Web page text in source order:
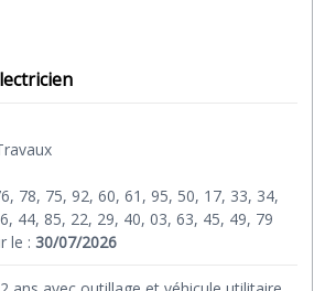
78, 75, 92, 60, 61, 95, 50, 17, 33, 34,
44, 85, 22, 29, 40, 03, 63, 45, 49, 79
le :30/07/2026